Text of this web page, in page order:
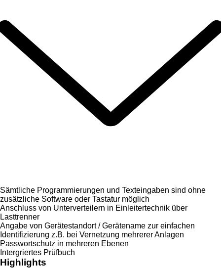
Sämtliche Programmierungen und Texteingaben sind ohne
zusätzliche Software oder Tastatur möglich
Anschluss von Unterverteilern in Einleitertechnik über
Lasttrenner
Angabe von Gerätestandort / Gerätename zur einfachen
Identifizierung z.B. bei Vernetzung mehrerer Anlagen
Passwortschutz in mehreren Ebenen
Intergriertes Prüfbuch
Highlights